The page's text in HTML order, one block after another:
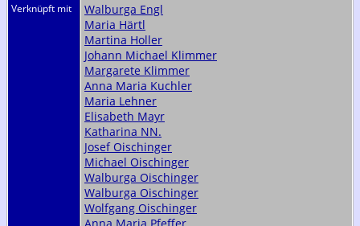
Verknüpft mit
Walburga Engl
Maria Härtl
Martina Holler
Johann Michael Klimmer
Margarete Klimmer
Anna Maria Kuchler
Maria Lehner
Elisabeth Mayr
Katharina NN.
Josef Oischinger
Michael Oischinger
Walburga Oischinger
Walburga Oischinger
Wolfgang Oischinger